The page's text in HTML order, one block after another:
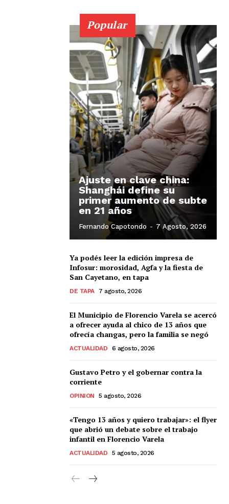
Popular
Ajuste en clave china:
Shanghái define su
primer aumento de subte
en 21 años
Fernando Capotondo - 7 Agosto, 2026
Ya podés leer la edición impresa de
Infosur: morosidad, Agfa y la fiesta de
San Cayetano, en tapa
DE TAPA 7 agosto, 2026
El Municipio de Florencio Varela se acercó
a ofrecer ayuda al chico de 13 años que
ofrecía changas, pero la familia se negó
ACTUALIDAD 6 agosto, 2026
Gustavo Petro y el gobernar contra la
corriente
OPINION 5 agosto, 2026
«Tengo 13 años y quiero trabajar»: el flyer
que abrió un debate sobre el trabajo
infantil en Florencio Varela
ACTUALIDAD 5 agosto, 2026